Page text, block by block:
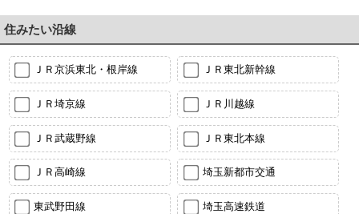
住みたい沿線
ＪＲ京浜東北・根岸線 ＪＲ東北新幹線
ＪＲ埼京線 ＪＲ川越線
ＪＲ武蔵野線 ＪＲ東北本線
ＪＲ高崎線 埼玉新都市交通
東武野田線 埼玉高速鉄道